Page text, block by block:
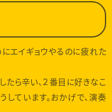
エイギョウやるのに疲れた
たら辛い、２番目に好きなこ
ています。おかげで、演奏